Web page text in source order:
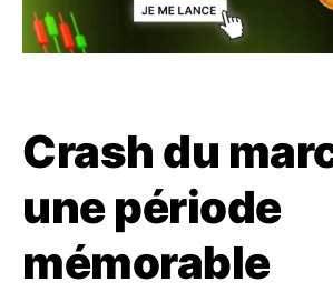
Crash du
une période
mémorable